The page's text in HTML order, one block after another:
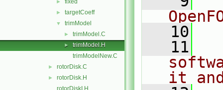
► fixed
► targetCoeff
▼ trimModel
► trimModel.C
►
trimModel.H
trimModelNew.C
► rotorDisk.C
►
rotorDisk.H
rotorDiskI.H
   10
   11
it